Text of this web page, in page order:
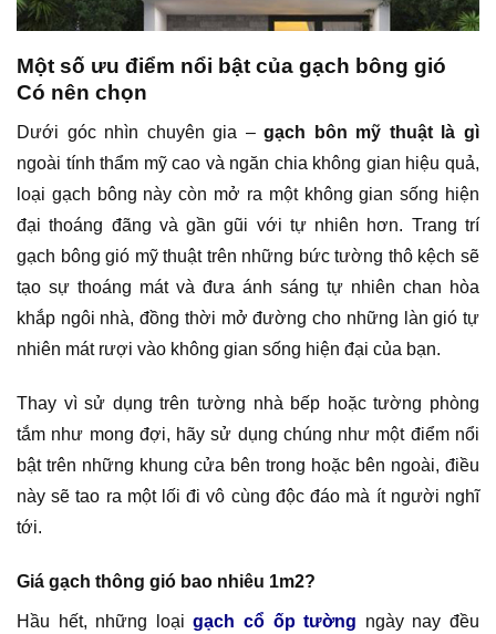
Một số ưu điểm nổi bật của gạch bông gió
Có nên chọn
Dưới góc nhìn chuyên gia –gạch bôn mỹ thuật là gì
ngoài tính thẩm mỹ cao và ngăn chia không gian hiệu quả,
loại gạch bông này còn mở ra một không gian sống hiện
đại thoáng đãng và gần gũi với tự nhiên hơn. Trang trí
gạch bông gió mỹ thuật trên những bức tường thô kệch sẽ
tạo sự thoáng mát và đưa ánh sáng tự nhiên chan hòa
khắp ngôi nhà, đồng thời mở đường cho những làn gió tự
nhiên mát rượi vào không gian sống hiện đại của bạn.
Thay vì sử dụngtrên tường nhà bếp hoặc tường phòng
tắm như mong đợi, hãy sử dụng chúng như một điểm nổi
bật trên những khung cửa bên trong hoặc bên ngoài, điều
này sẽ tao ra một lối đi vô cùng độc đáo mà ít người nghĩ
tới.
Giá gạch thông gió bao nhiêu 1m2?
Hầu hết, những loạigạch cổ ốp tường ngày nay đều